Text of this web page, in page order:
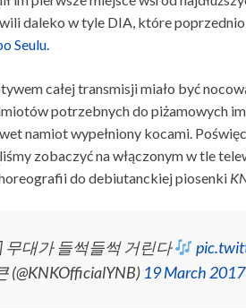
daleko w tyle DIA, które poprzednio
Seulu.
całej transmisji miało być
potrzebnych do piżamowych
namiot wypełniony kocami.
zobaczyć na włączonym w tle
do debiutanckiej piosenki
무대가 들썩들썩 거린다
(@KNKOfficialYNB) 19 March 2017